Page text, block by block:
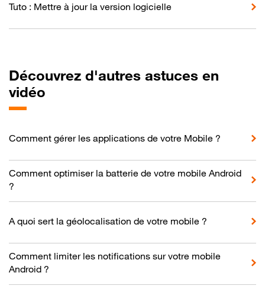
Tuto : Mettre à jour la version logicielle
Découvrez d'autres astuces en
vidéo
Comment gérer les applications de votre Mobile ?
Comment optimiser la batterie de votre mobile Android
?
A quoi sert la géolocalisation de votre mobile ?
Comment limiter les notifications sur votre mobile
Android ?